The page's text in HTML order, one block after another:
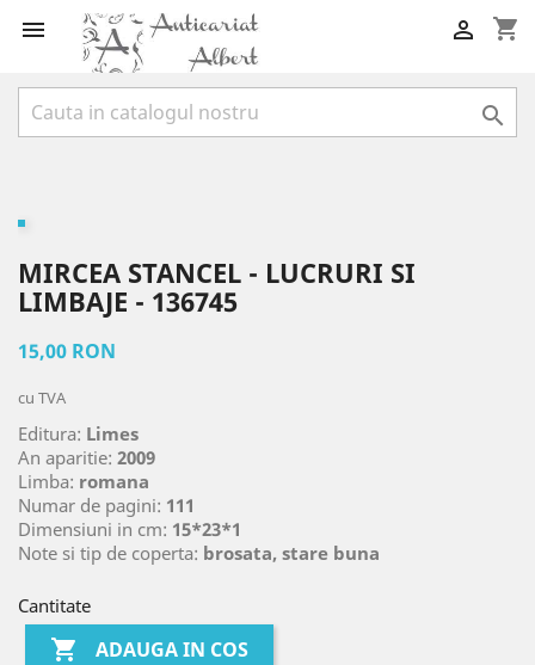
 shopping_cart


MIRCEA STANCEL - LUCRURI SI
LIMBAJE - 136745
15,00 RON
cu TVA
Editura: Limes
An aparitie: 2009
Limba: romana
Numar de pagini: 111
Dimensiuni in cm: 15*23*1
Note si tip de coperta: brosata, stare buna
Cantitate
 ADAUGA IN COS